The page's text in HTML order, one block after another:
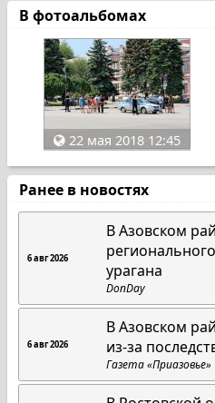
В фотоальбомах
22 мая 2018 12:45
Ранее в новостях
6 авг 2026
В Азовском
урагана
DonDay
6 авг 2026
В Азовском
из-за
Газета «Приазовье»